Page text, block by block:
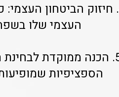
4. חיזוק הביטחון
העצמי שלו
5. הכנה ממוקדת
הספציפיות